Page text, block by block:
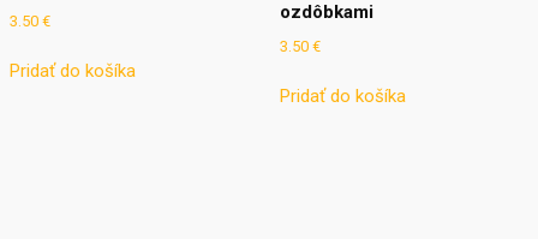
3.50 €
Pridať do košíka
ozdôbkami
3.50 €
Pridať do košíka